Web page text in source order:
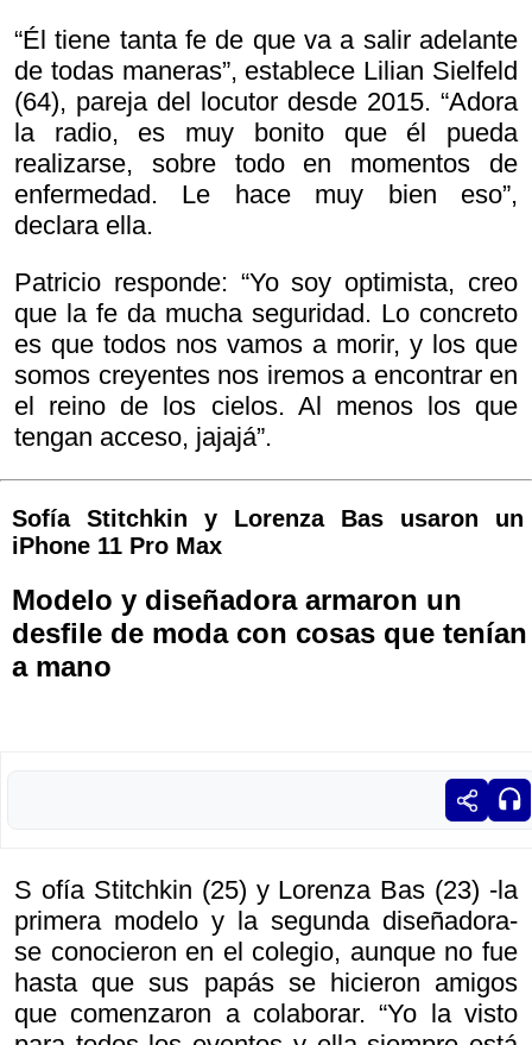
“Él tiene tanta fe de que va a salir adelante
de todas maneras”, establece Lilian Sielfeld
(64), pareja del locutor desde 2015. “Adora
la radio, es muy bonito que él pueda
realizarse, sobre todo en momentos de
enfermedad. Le hace muy bien eso”,
declara ella.
Patricio responde: “Yo soy optimista, creo
que la fe da mucha seguridad. Lo concreto
es que todos nos vamos a morir, y los que
somos creyentes nos iremos a encontrar en
el reino de los cielos. Al menos los que
tengan acceso, jajajá”.
Sofía Stitchkin y Lorenza Bas usaron un
iPhone 11 Pro Max
Modelo y diseñadora armaron un
desfile de moda con cosas que tenían
a mano
S ofía Stitchkin (25) y Lorenza Bas (23) -la
primera modelo y la segunda diseñadora-
se conocieron en el colegio, aunque no fue
hasta que sus papás se hicieron amigos
que comenzaron a colaborar. “Yo la visto